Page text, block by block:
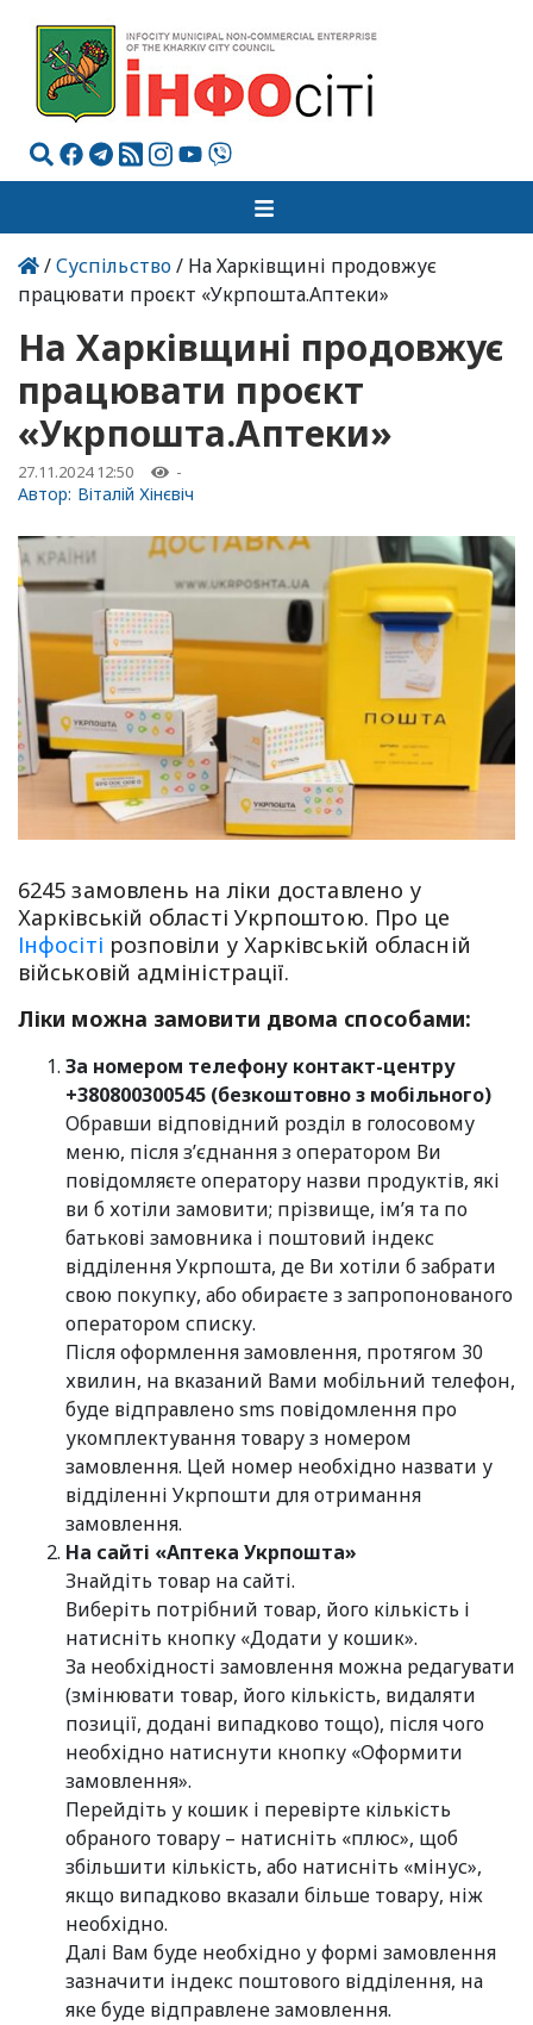
/Суспільство/ На Харківщині продовжує
працювати проєкт «Укрпошта.Аптеки»
На Харківщині продовжує
працювати проєкт
«Укрпошта.Аптеки»
27.11.2024 12:50 -
Автор: Віталій Хінєвіч
6245 замовлень на ліки доставлено у
Харківській області Укрпоштою. Про це
Інфосіті розповіли у Харківській обласній
військовій адміністрації.
Ліки можна замовити двома способами:
За номером телефону контакт-центру
+380800300545 (безкоштовно з мобільного)
Обравши відповідний розділ в голосовому
меню, після з’єднання з оператором Ви
повідомляєте оператору назви продуктів, які
ви б хотіли замовити; прізвище, ім’я та по
батькові замовника і поштовий індекс
відділення Укрпошта, де Ви хотіли б забрати
свою покупку, або обираєте з запропонованого
оператором списку.
Після оформлення замовлення, протягом 30
хвилин, на вказаний Вами мобільний телефон,
буде відправлено sms повідомлення про
укомплектування товару з номером
замовлення. Цей номер необхідно назвати у
відділенні Укрпошти для отримання
замовлення.
На сайті «Аптека Укрпошта»
Знайдіть товар на сайті.
Виберіть потрібний товар, його кількість і
натисніть кнопку «Додати у кошик».
За необхідності замовлення можна редагувати
(змінювати товар, його кількість, видаляти
позиції, додані випадково тощо), після чого
необхідно натиснути кнопку «Оформити
замовлення».
Перейдіть у кошик і перевірте кількість
обраного товару – натисніть «плюс», щоб
збільшити кількість, або натисніть «мінус»,
якщо випадково вказали більше товару, ніж
необхідно.
Далі Вам буде необхідно у формі замовлення
зазначити індекс поштового відділення, на
яке буде відправлене замовлення.